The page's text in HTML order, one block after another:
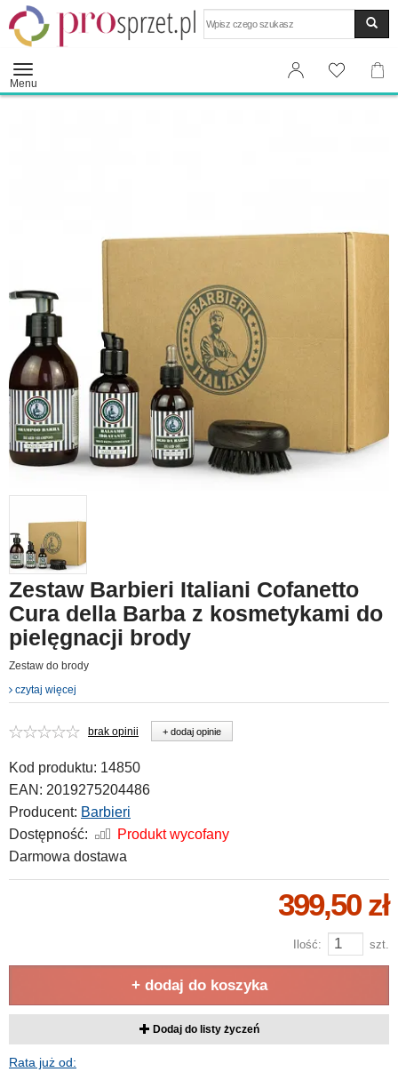
Menu
Zestaw Barbieri Italiani Cofanetto
Cura della Barba z kosmetykami do
pielęgnacji brody
Zestaw do brody
czytaj więcej
brak opinii + dodaj opinie
Kod produktu: 14850
EAN: 2019275204486
Producent: Barbieri
Dostępność:
Produkt wycofany
Darmowa dostawa
399,50 zł
Ilość: szt.
+ dodaj do koszyka
Dodaj do listy życzeń
Rata już od: